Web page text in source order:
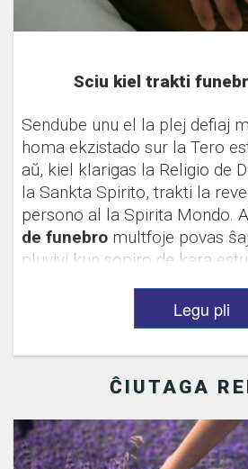
Sciu kiel trakti
Sendube unu el la plej defiaj
homa ekzistado sur la Tero
aŭ, kiel klarigas la Religio de
la Sankta Spirito, trakti la
persono al la Spirita Mondo.
de funebro multfoje povas
pluvivi kun sopiro de kara
defia. Se vi tamen trapasas
Legu pli
ĈIUTAGA